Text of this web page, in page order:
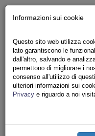
UNIONE
Informazioni sui cookie
Questo sito web utilizza
lato garantiscono le
dall'altro, salvando e
permettono di migliorare i
consenso all'utilizzo di
ulteriori informazioni sui
Privacy e riguardo a noi